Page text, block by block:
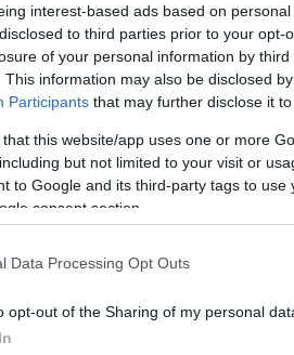
interest-based ads based on
to third parties prior to your opt-
of your personal information by third
This information may also be disclosed
Participants that may further disclose it
that this website/app uses one or more
but not limited to your visit or
to Google and its third-party tags to
consent section.
Data Processing Opt Outs
opt-out of the Sharing of my personal
στην Κύπρο αλλά και αργότερα
και Ρουμανία, όπως και αυτή με την
ο έλληνας πρωθυπουργός και ο έλληνας
αυτή δεν θα είναι πολύ εύκολη. Ας
το καλοκαίρι του 2018, κατ’ επιταγήν
στη δημιουργία της Συμφωνίας των
να μην υπάρξει συμφωνία για
μια γερμανική παροιμία:
του τερατουργήματος της Συμφωνίας
μπορεί να αποτρέψει, αρνούμενος να
άλλους βουλευτές, ή τουλάχιστον να
ότι ολόκληρος σχεδόν ο
εναντίον της Συμφωνίας αυτής!